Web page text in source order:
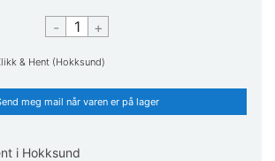
- +
& Hent (Hokksund)
meg mail når varen er på lager
i Hokksund